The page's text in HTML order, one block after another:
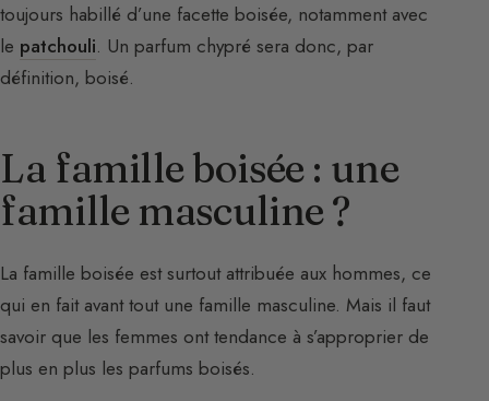
toujours habillé d’une facette boisée, notamment avec
le patchouli. Un parfum chypré sera donc, par
définition, boisé.
La famille boisée : une
famille masculine ?
La famille boisée est surtout attribuée aux hommes, ce
qui en fait avant tout une famille masculine. Mais il faut
savoir que les femmes ont tendance à s’approprier de
plus en plus les parfums boisés.